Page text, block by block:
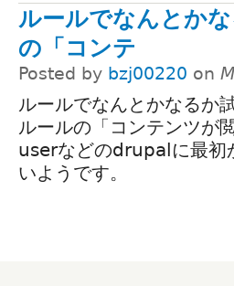
ルールでなんとか
の「コンテ
Posted by bzj00220 on
ルールでなんとかなるか
ルールの「コンテンツが
userなどのdrupalに最初
いようです。